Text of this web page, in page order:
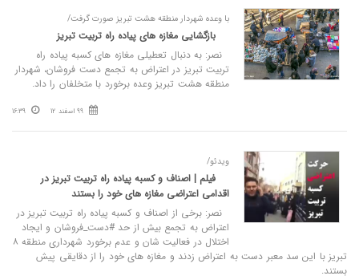
با وعده شهردار منطقه هشت تبریز صورت گرفت/
بازگشایی مغازه های پیاده راه تربیت تبریز
نصر: به دنبال تعطیلی مغازه های کسبه پیاده راه
تربیت تبریز در اعتراض به تجمع دست فروشان، شهردار
منطقه هشت تبریز وعده برخورد با متخلفان را داد.
99 اسفند 12 16:39
ویدئو/
فیلم | اصناف و کسبه پیاده راه تربیت تبریز در
اقدامی اعتراضی مغازه های خود را بستند
نصر: برخی از اصناف و کسبه پیاده راه تربیت تبریز در
اعتراض به تجمع بیش از حد #دست_فروشان و ایجاد
اختلال در فعالیت شان و عدم برخورد شهرداری منطقه ۸
تبریز با این سد معبر دست به اعتراض زدند و مغازه های خود را از دقایقی پیش
بستند.